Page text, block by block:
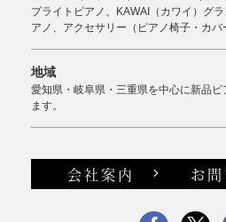
プライトピアノ、KAWAI（カワイ）グ
アノ、アクセサリー（ピアノ椅子・カ
地域
愛知県・岐阜県・三重県を中心に新品
ます。
会社案内 お